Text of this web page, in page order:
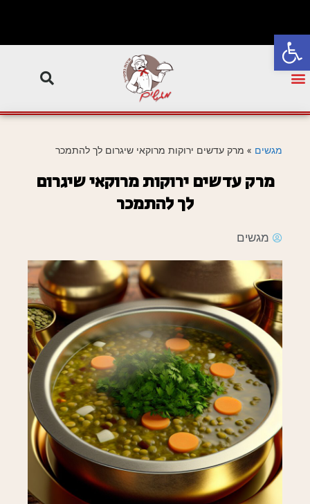
פתח סרגל נגישות
מגשים » מרק עדשים ירוקות מרוקאי שיגרום לך להתמכר
מרק עדשים ירוקות מרוקאי שיגרום
לך להתמכר
מגשים